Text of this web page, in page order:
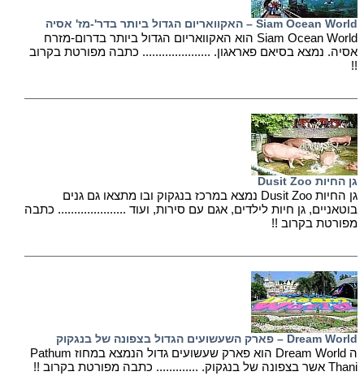
Siam Ocean World – האקוואריום הגדול ביותר בדר'-מז' אסיה
Siam Ocean World הוא האקוואריום הגדול ביותר בדרום-מזרח
אסיה. נמצא בסיאם פאראגון. ..................... כתבה מפורטת בקרוב
!!
גן החיות Dusit Zoo
גן החיות Dusit Zoo נמצא במרכז בנגקוק ובו מתצאו גם גנים
בוטאניים, גן חיות לילדים, אגם עם סירות, ועוד ..................... כתבה
מפורטת בקרוב !!
Dream World – פארק השעשועים הגדול בצפונה של בנגקוק
ה Dream World הוא פארק שעשועים גדול הנמצא במחוז Pathum
Thani אשר בצפונה של בנגקוק. ............. כתבה מפורטת בקרוב !!